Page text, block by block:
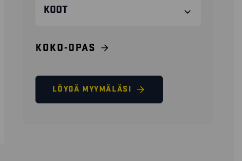
KOOT
KOKO-OPAS
LÖYDÄ MYYMÄLÄSI